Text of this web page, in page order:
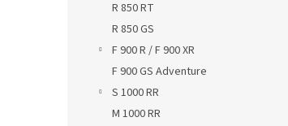
R 850 RT
R 850 GS
F 900 R / F 900 XR
F 900 GS Adventure
S 1000 RR
M 1000 RR